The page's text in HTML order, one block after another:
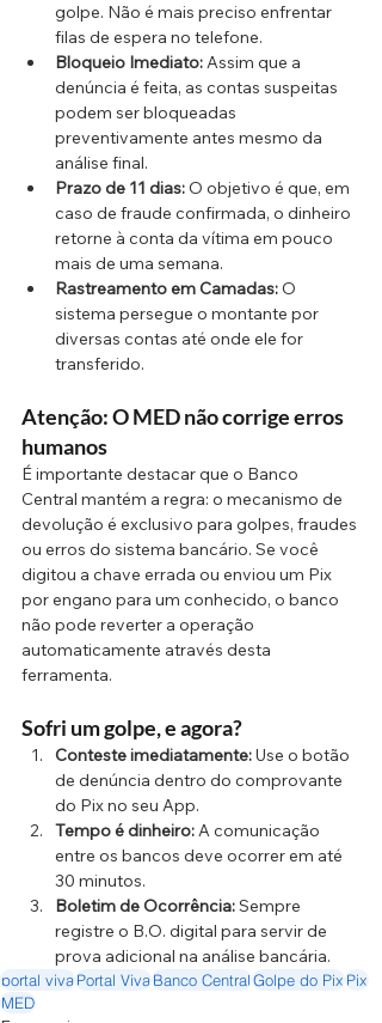
golpe. Não é mais preciso enfrentar
filas de espera no telefone.
Bloqueio Imediato: Assim que a
denúncia é feita, as contas suspeitas
podem ser bloqueadas
preventivamente antes mesmo da
análise final.
Prazo de 11 dias: O objetivo é que, em
caso de fraude confirmada, o dinheiro
retorne à conta da vítima em pouco
mais de uma semana.
Rastreamento em Camadas: O
sistema persegue o montante por
diversas contas até onde ele for
transferido.
Atenção: O MED não corrige erros
humanos
É importante destacar que o Banco
Central mantém a regra: o mecanismo de
devolução é exclusivo para golpes, fraudes
ou erros do sistema bancário. Se você
digitou a chave errada ou enviou um Pix
por engano para um conhecido, o banco
não pode reverter a operação
automaticamente através desta
ferramenta.
Sofri um golpe, e agora?
Conteste imediatamente: Use o botão
de denúncia dentro do comprovante
do Pix no seu App.
Tempo é dinheiro: A comunicação
entre os bancos deve ocorrer em até
30 minutos.
Boletim de Ocorrência: Sempre
registre o B.O. digital para servir de
prova adicional na análise bancária.
portal vivaPortal VivaBanco CentralGolpe do Pix Pix
MED